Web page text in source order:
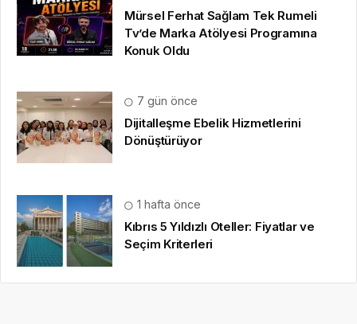
Mürsel Ferhat Sağlam Tek Rumeli
Tv’de Marka Atölyesi Programına
Konuk Oldu
7 gün önce
Dijitalleşme Ebelik Hizmetlerini
Dönüştürüyor
1 hafta önce
Kıbrıs 5 Yıldızlı Oteller: Fiyatlar ve
Seçim Kriterleri